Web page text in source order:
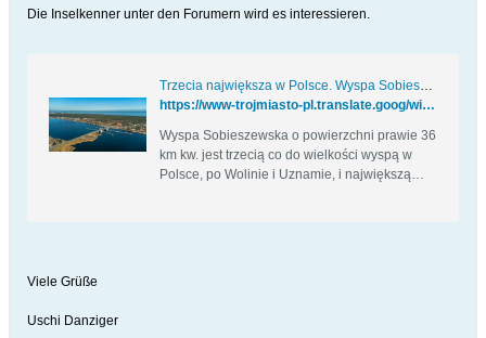
Die Inselkenner unter den Forumern wird es interessieren.
Trzecia największa w Polsce. Wyspa Sobieszewska kiedyś i dziś
https://www-trojmiasto-pl.translate.goog/wiadomosci/Trzecia-najwieksza-w-Polsce-Wyspa-Sobieszewska-kiedys-i-dzis-n191833.html?_x_tr_sl=auto&_x_tr_tl=de&_x_tr_hl=de&_x_tr_pto=wapp
Wyspa Sobieszewska o powierzchni prawie 36
km kw. jest trzecią co do wielkości wyspą w
Polsce, po Wolinie i Uznamie, i największą
Viele Grüße
Uschi Danziger